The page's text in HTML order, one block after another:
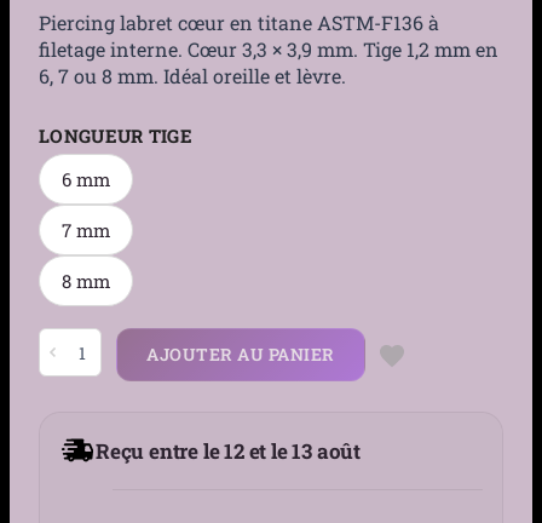
Piercing labret cœur en titane ASTM-F136 à
filetage interne. Cœur 3,3 × 3,9 mm. Tige 1,2 mm en
6, 7 ou 8 mm. Idéal oreille et lèvre.
LONGUEUR TIGE
6 mm
7 mm
8 mm
quantité
de
Piercing
Titane
AJOUTER AU PANIER
Reçu entre le 12 et le 13 août